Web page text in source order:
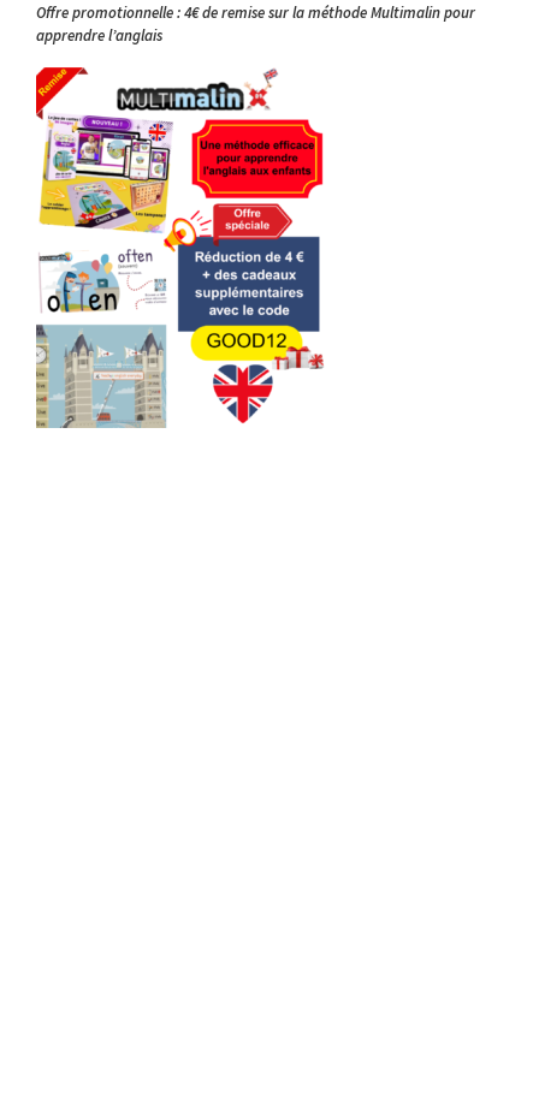
Offre promotionnelle : 4€ de remise sur la méthode Multimalin pour
apprendre l’anglais